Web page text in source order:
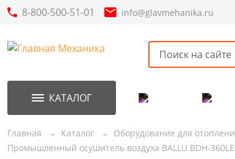
8-800-500-51-01 info@glavmehanika.ru
КАТАЛОГ
Главная Каталог Оборудование для
Промышленный осушитель воздуха BALLU BDH-360LE